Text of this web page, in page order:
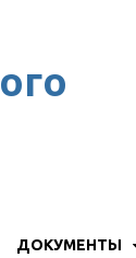
ДОКУМЕНТЫ